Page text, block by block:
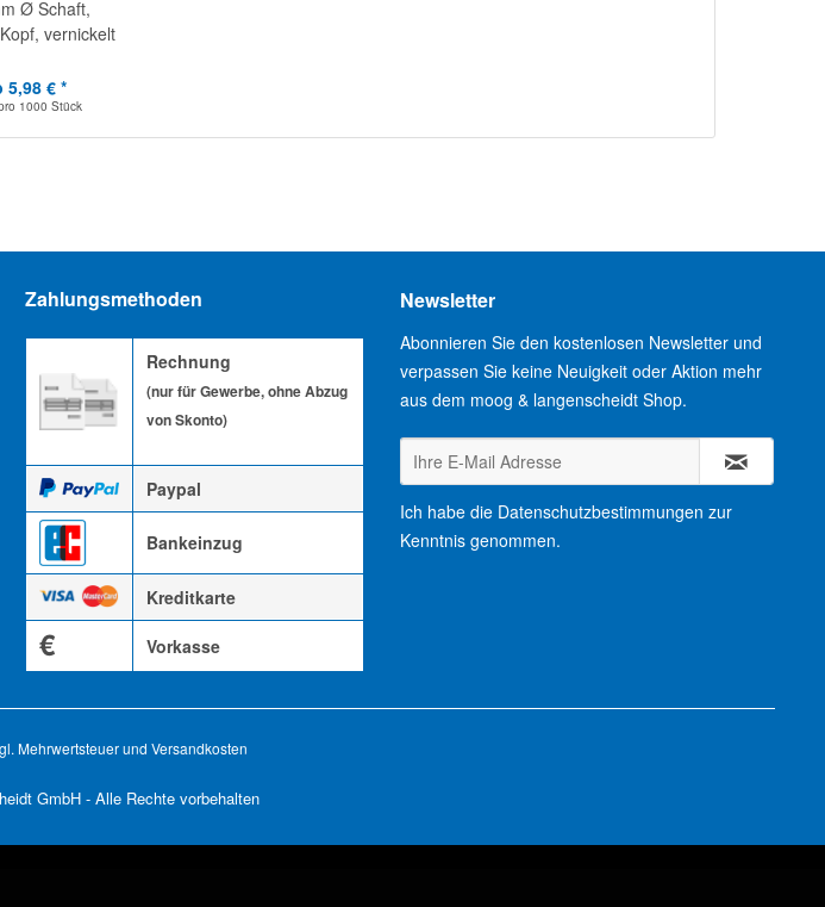
Ø Schaft,
vernickelt
5,98 € *
1000 Stück
Zahlungsmethoden
Rechnung
(nur für Gewerbe, ohne Abzug
von Skonto)
Paypal
Bankeinzug
Kreditkarte
€ Vorkasse
Newsletter
Abonnieren Sie den kostenlosen Newsletter und
verpassen Sie keine Neuigkeit oder Aktion mehr
aus dem moog & langenscheidt Shop.
Ich habe die Datenschutzbestimmungen zur
Kenntnis genommen.
Mehrwertsteuer und Versandkosten
GmbH - Alle Rechte vorbehalten